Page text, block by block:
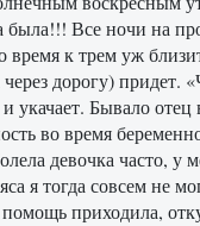
Все ночи на
время к трем уж
дорогу) придет.
укачает. Бывало отец
во время
девочка часто, у
я тогда совсем не
приходила,